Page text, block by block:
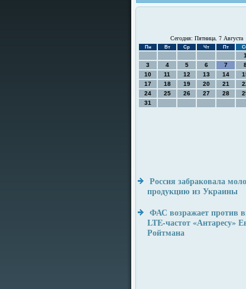
Сегодня: Пятница, 7 Августа
Пн Вт Ср Чт Пт
1
3
4 5 6 7
10
11 12 13 14
17
18 19 20 21
24
25 26 27 28
31
Россия забраковала
продукцию из Украины
ФАС возражает против
LTE-частот «Антаресу»
Ройтмана